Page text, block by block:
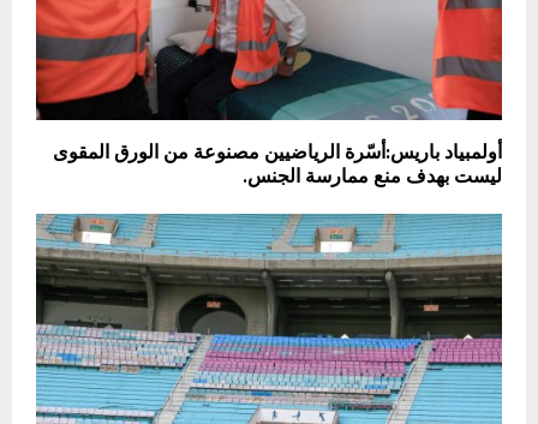
أولمبياد باريس:أسّرة الرياضيين مصنوعة من الورق المقوى
ليست بهدف منع ممارسة الجنس.